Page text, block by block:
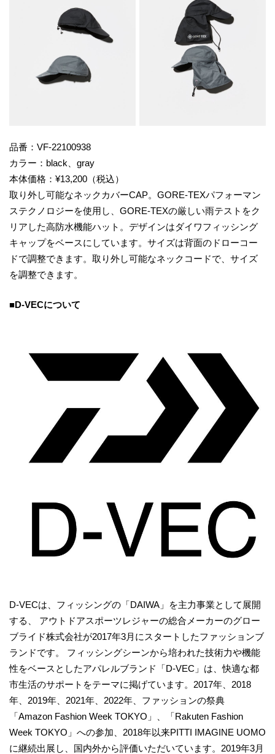
品番：VF-22100938
カラー：black、gray
本体価格：¥13,200（税込）
取り外し可能なネックカバーCAP。GORE-TEXパフォーマン
ステクノロジーを使用し、GORE-TEXの厳しい雨テストをク
リアした高防水機能ハット。デザインはダイワフィッシング
キャップをベースにしています。サイズは背面のドローコー
ドで調整できます。取り外し可能なネックコードで、サイズ
を調整できます。
■D-VECについて
D-VECは、フィッシングの「DAIWA」を主力事業として展開
する、 アウトドアスポーツレジャーの総合メーカーのグロー
ブライド株式会社が2017年3月にスタートしたファッションブ
ランドです。 フィッシングシーンから培われた技術力や機能
性をベースとしたアパレルブランド「D-VEC」は、快適な都
市生活のサポートをテーマに掲げています。2017年、2018
年、2019年、2021年、2022年、ファッションの祭典
「Amazon Fashion Week TOKYO」、「Rakuten Fashion
Week TOKYO」への参加、2018年以来PITTI IMAGINE UOMO
に継続出展し、国内外から評価いただいています。2019年3月